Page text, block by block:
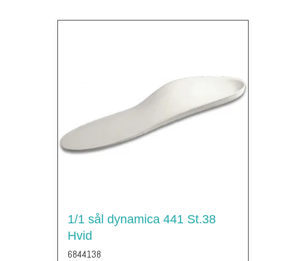
1/1 sål dynamica 441 St.38
Hvid
6844138